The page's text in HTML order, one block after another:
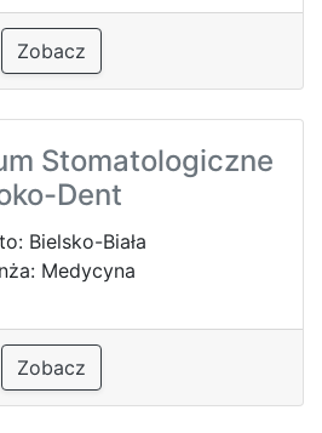
Zobacz
Stomatologiczne
Dent
Bielsko-Biała
Medycyna
Zobacz